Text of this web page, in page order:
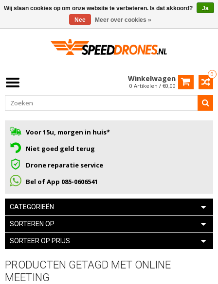
0
Winkelwagen
0 Artikelen / €0,00
Voor 15u, morgen in huis*
Niet goed geld terug
Drone reparatie service
Bel of App 085-0606541
CATEGORIEËN
SORTEREN OP
SORTEER OP PRIJS
PRODUCTEN GETAGD MET ONLINE
MEETING
Wij slaan cookies op om onze website te verbeteren. Is dat akkoord?
Ja
Nee
Meer over cookies »